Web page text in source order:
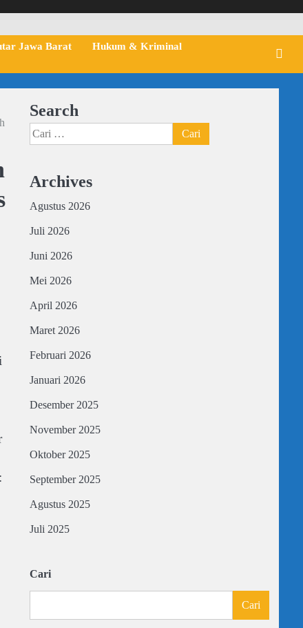
Jawa Barat
Hukum & Kriminal
Search
Cari
untuk:
Archives
Agustus 2026
Juli 2026
Juni 2026
Mei 2026
April 2026
Maret 2026
Februari 2026
Januari 2026
Desember 2025
November 2025
Oktober 2025
September 2025
Agustus 2025
Juli 2025
Cari
Cari